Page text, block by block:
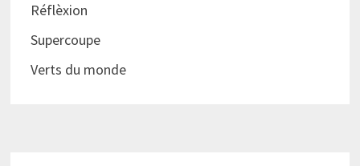
Réflèxion
Supercoupe
Verts du monde